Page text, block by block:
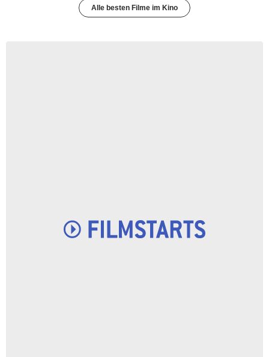
Alle besten Filme im Kino